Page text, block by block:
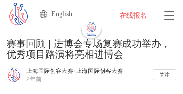
T
n
在线报名
English
赛事回顾 | 进博会专场复赛成功举办，
优秀项目路演将亮相进博会
上海国际创客大赛· 上海国际创客大赛
2年前
关注